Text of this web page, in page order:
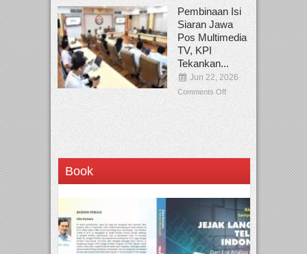
Pembinaan Isi
Siaran Jawa
Pos Multimedia
TV, KPI
Tekankan...
Jun 22, 2026
Comments Off
Book